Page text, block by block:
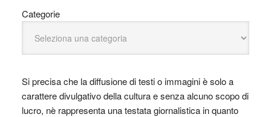
Categorie
Si precisa che la diffusione di testi o immagini è solo a
carattere divulgativo della cultura e senza alcuno scopo di
lucro, nè rappresenta una testata giornalistica in quanto